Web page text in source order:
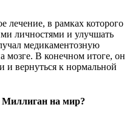
в рамках которого
личностями и улучшать
медикаментозную
В конечном итоге, он
и вернуться к нормальной
Миллиган на мир?